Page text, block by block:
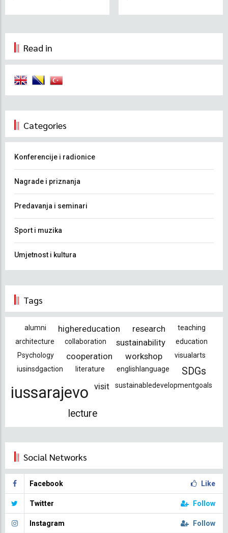
Read in
Categories
Konferencije i radionice
Nagrade i priznanja
Predavanja i seminari
Sport i muzika
Umjetnost i kultura
Tags
alumni highereducation research
teaching
architecture
collaboration sustainability
education
Psychology
cooperation workshop
visualarts
iusinsdgaction
literature englishlanguage SDGs
iussarajevo visit sustainabledevelopmentgoals
lecture
Social Networks
Facebook Like
Twitter Follow
Instagram Follow